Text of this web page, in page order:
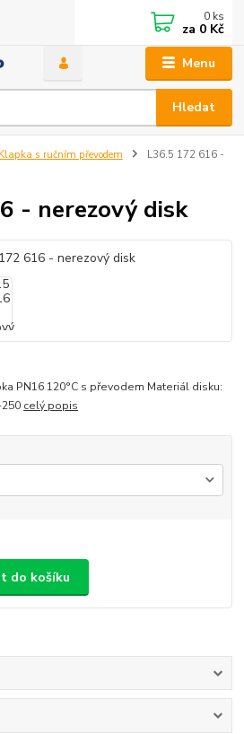
Menu
Hledat
0 ks
za 0 Kč
Klapka s ručním převodem
L36.5 172 616 -
- nerezový disk
PN16 120°C s převodem Materiál disku:
celý popis
do košíku